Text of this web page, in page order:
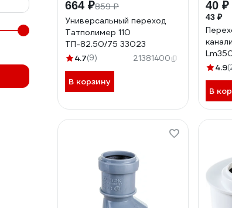
664 ₽859 ₽
Универсальный переход
Татполимер 110
ТП-82.50/75 33023
4.7(9) 21381400
В корзину
40 ₽
43 ₽
4.9
В